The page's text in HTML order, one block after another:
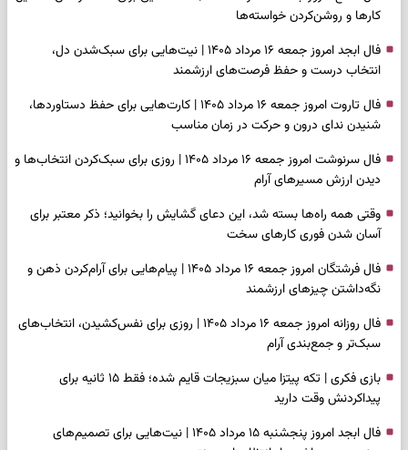
کارها و روشن‌کردن خواسته‌ها
فال ابجد امروز جمعه ۱۶ مرداد ۱۴۰۵ | نیت‌هایی برای سبک‌شدن دل،
انتخاب درست و حفظ فرصت‌های ارزشمند
فال تاروت امروز جمعه ۱۶ مرداد ۱۴۰۵ | کارت‌هایی برای حفظ دستاوردها،
شنیدن ندای درون و حرکت در زمان مناسب
فال سرنوشت امروز جمعه ۱۶ مرداد ۱۴۰۵ | روزی برای سبک‌کردن انتخاب‌ها و
دیدن ارزش مسیرهای آرام
وقتی همه راه‌ها بسته شد، این دعای گشایش را بخوانید؛ ذکر معتبر برای
آسان شدن فوری کارهای سخت
فال فرشتگان امروز جمعه ۱۶ مرداد ۱۴۰۵ | پیام‌هایی برای آرام‌کردن ذهن و
نگه‌داشتن چیزهای ارزشمند
فال روزانه امروز جمعه ۱۶ مرداد ۱۴۰۵ | روزی برای نفس‌کشیدن، انتخاب‌های
سبک‌تر و جمع‌بندی آرام
بازی فکری | تکه پیتزا میان سبزیجات قایم شده؛ فقط ۱۵ ثانیه برای
پیداکردنش وقت دارید
فال ابجد امروز پنجشنبه ۱۵ مرداد ۱۴۰۵ | نیت‌هایی برای تصمیم‌های